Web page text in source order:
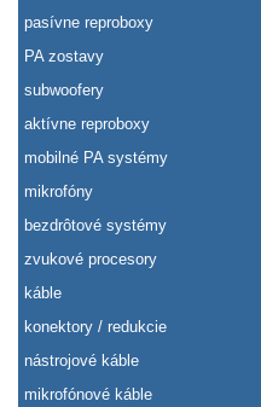
pasívne reproboxy
PA zostavy
subwoofery
aktívne reproboxy
mobilné PA systémy
mikrofóny
bezdrôtové systémy
zvukové procesory
káble
konektory / redukcie
nástrojové káble
mikrofónové káble